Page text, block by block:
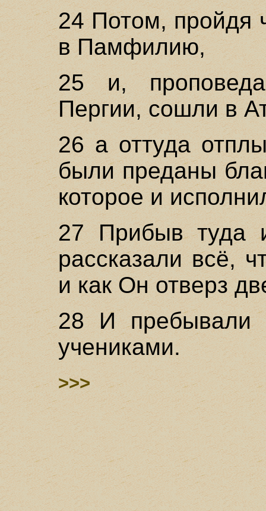
24 Потом, пройдя
в Памфилию,
25 и,
Пергии, сошли в
26 а оттуда
были преданы
которое и
27 Прибыв туда
рассказали всё,
и как Он отверз
28 И пребывали
учениками.
>>>